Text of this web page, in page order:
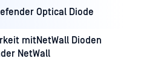
Optical Diode
mitNetWall Dioden
NetWall